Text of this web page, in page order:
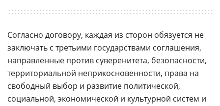
Согласно договору, каждая из сторон обязуется не
заключать с третьими государствами соглашения,
направленные против суверенитета, безопасности,
территориальной неприкосновенности, права на
свободный выбор и развитие политической,
социальной, экономической и культурной систем и